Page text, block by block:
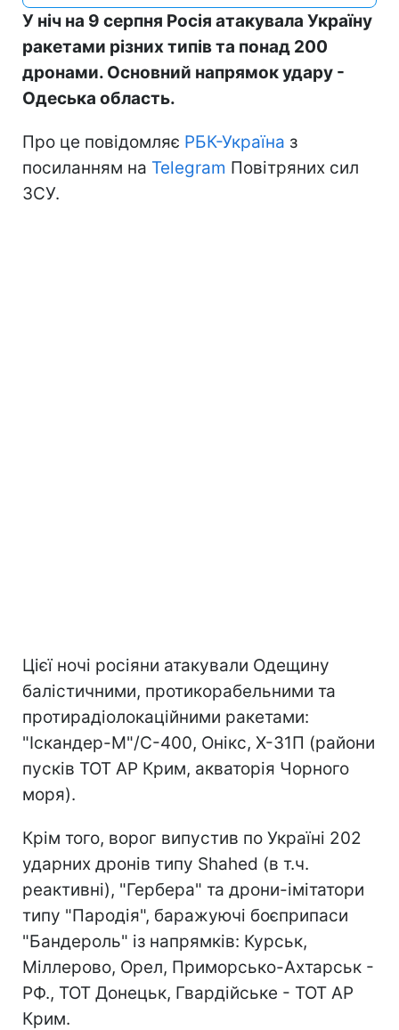
У ніч на 9 серпня Росія атакувала Україну
ракетами різних типів та понад 200
дронами. Основний напрямок удару -
Одеська область.
Про це повідомляє РБК-Україна з
посиланням на Telegram Повітряних сил
ЗСУ.
Цієї ночі росіяни атакували Одещину
балістичними, протикорабельними та
протирадіолокаційними ракетами:
"Іскандер-М"/С-400, Онікс, Х-31П (райони
пусків ТОТ АР Крим, акваторія Чорного
моря).
Крім того, ворог випустив по Україні 202
ударних дронів типу Shahed (в т.ч.
реактивні), "Гербера" та дрони-імітатори
типу "Пародія", баражуючі боєприпаси
"Бандероль" із напрямків: Курськ,
Міллерово, Орел, Приморсько-Ахтарськ -
РФ., ТОТ Донецьк, Гвардійське - ТОТ АР
Крим.